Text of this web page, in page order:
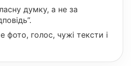
думку, а не за
фото, голос, чужі тексти і